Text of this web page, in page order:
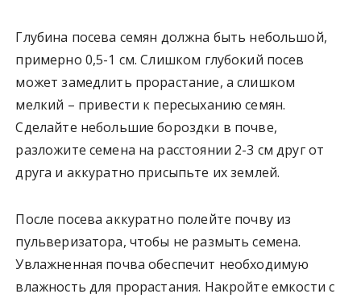
Глубина посева семян должна быть небольшой,
примерно 0,5-1 см. Слишком глубокий посев
может замедлить прорастание, а слишком
мелкий – привести к пересыханию семян.
Сделайте небольшие бороздки в почве,
разложите семена на расстоянии 2-3 см друг от
друга и аккуратно присыпьте их землей.
После посева аккуратно полейте почву из
пульверизатора, чтобы не размыть семена.
Увлажненная почва обеспечит необходимую
влажность для прорастания. Накройте емкости с